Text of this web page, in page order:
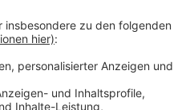
was die Städte
auf rund 140 Millionen Euro
mit einem Schreiben an
die schwindelerregenden
in Monheim würden bald alle
Der Kreis rechnet